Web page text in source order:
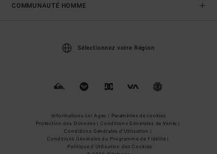
COMMUNAUTÉ HOMME
Sélectionnez votre Région
Informations Loi Agec | Paramètres de cookies
Protection des Données | Conditions Générales de Vente |
Conditions Générales d'Utilisation |
Conditions Générales du Programme de Fidélité |
Politique d'Utilisation des Cookies